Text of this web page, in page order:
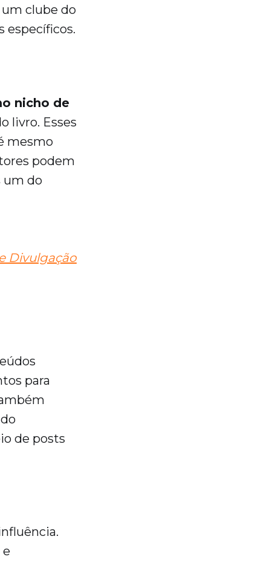
clube do
específicos.
nicho de
livro. Esses
mesmo
podem
um do
Divulgação
para
de posts